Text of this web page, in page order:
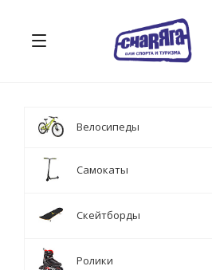
Велосипеды
Самокаты
Скейтборды
Ролики